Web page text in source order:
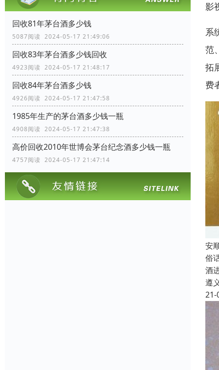
回收81年茅台酒多少钱
5087阅读 2024-05-17 21:49:06
回收83年茅台酒多少钱回收
4923阅读 2024-05-17 21:48:17
回收84年茅台酒多少钱
4926阅读 2024-05-17 21:47:58
1985年生产的茅台酒多少钱一瓶
4908阅读 2024-05-17 21:47:38
高价回收2010年世博会茅台纪念酒多少钱一瓶
4757阅读 2024-05-17 21:47:14
影
系
范
拓
费
安
俗
酒
遵
21-